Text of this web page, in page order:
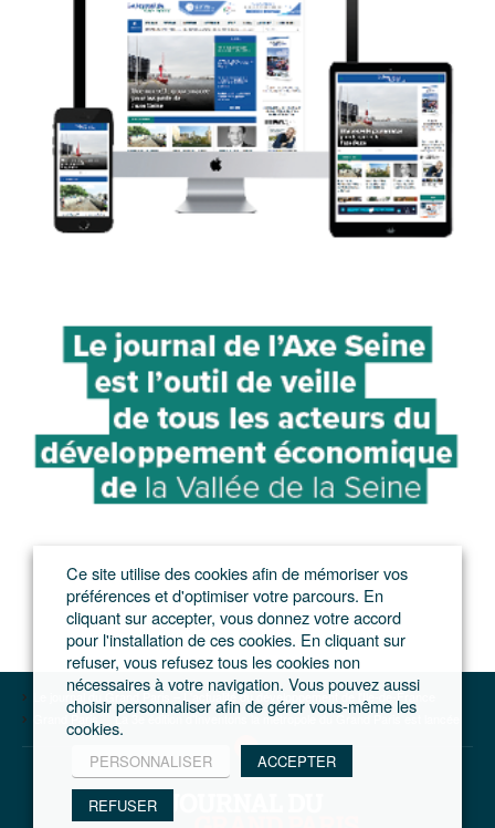
Le journal du Grand Paris – L'actualité du développement de l'Ile-de-France
Grand Paris
La 3e édition d’Inventons la métropole du Grand Paris est lancée
Ce site utilise des cookies afin de mémoriser vos
préférences et d'optimiser votre parcours. En
cliquant sur accepter, vous donnez votre accord
pour l'installation de ces cookies. En cliquant sur
refuser, vous refusez tous les cookies non
nécessaires à votre navigation. Vous pouvez aussi
choisir personnaliser afin de gérer vous-même les
cookies.
PERSONNALISER ACCEPTER
REFUSER